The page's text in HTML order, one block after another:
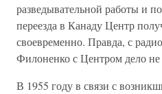
разведывательной работы и
переезда в Канаду Центр
своевременно. Правда, с
Филоненко с Центром дело не
В 1955 году в связи с